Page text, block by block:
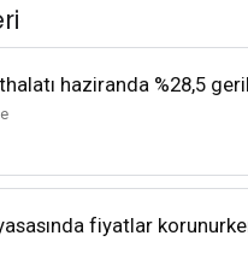
haziranda %28,5
fiyatlar